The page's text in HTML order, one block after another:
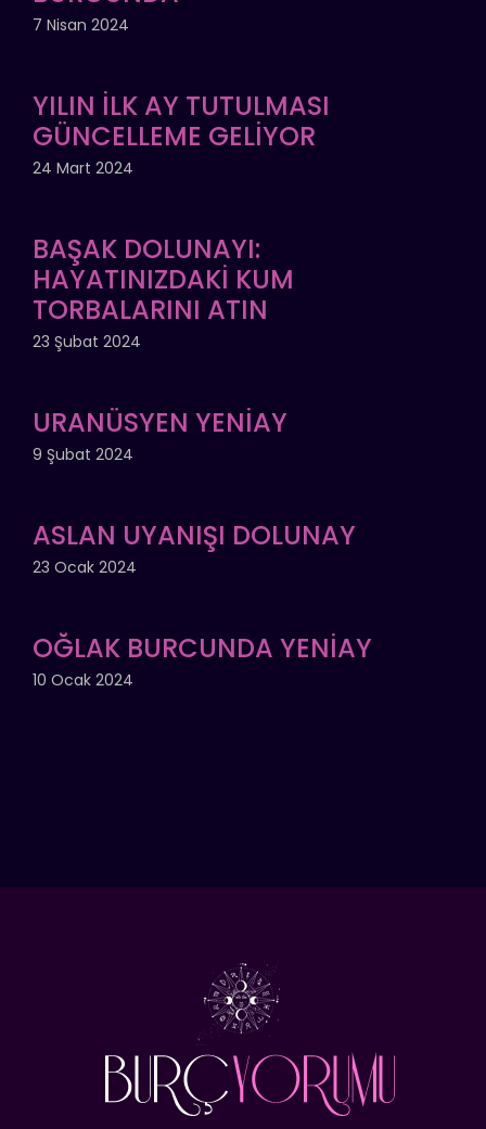
7 Nisan 2024
YILIN İLK AY TUTULMASI
GÜNCELLEME GELİYOR
24 Mart 2024
BAŞAK DOLUNAYI:
HAYATINIZDAKİ KUM
TORBALARINI ATIN
23 Şubat 2024
URANÜSYEN YENİAY
9 Şubat 2024
ASLAN UYANIŞI DOLUNAY
23 Ocak 2024
OĞLAK BURCUNDA YENİAY
10 Ocak 2024